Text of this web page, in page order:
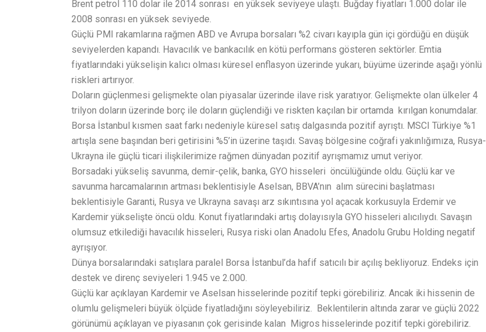
Brent petrol 110 dolar ile 2014 sonrası en yüksek seviyeye ulaştı. Buğday fiyatları 1.000 dolar ile
2008 sonrası en yüksek seviyede.
Güçlü PMI rakamlarına rağmen ABD ve Avrupa borsaları %2 civarı kayıpla gün içi gördüğü en düşük
seviyelerden kapandı. Havacılık ve bankacılık en kötü performans gösteren sektörler. Emtia
fiyatlarındaki yükselişin kalıcı olması küresel enflasyon üzerinde yukarı, büyüme üzerinde aşağı yönlü
riskleri artırıyor.
Doların güçlenmesi gelişmekte olan piyasalar üzerinde ilave risk yaratıyor. Gelişmekte olan ülkeler 4
trilyon doların üzerinde borç ile doların güçlendiği ve riskten kaçılan bir ortamda kırılgan konumdalar.
Borsa İstanbul kısmen saat farkı nedeniyle küresel satış dalgasında pozitif ayrıştı. MSCI Türkiye %1
artışla sene başından beri getirisini %5’in üzerine taşıdı. Savaş bölgesine coğrafi yakınlığımıza, Rusya-
Ukrayna ile güçlü ticari ilişkilerimize rağmen dünyadan pozitif ayrışmamız umut veriyor.
Borsadaki yükseliş savunma, demir-çelik, banka, GYO hisseleri öncülüğünde oldu. Güçlü kar ve
savunma harcamalarının artması beklentisiyle Aselsan, BBVA’nın alım sürecini başlatması
beklentisiyle Garanti, Rusya ve Ukrayna savaşı arz sıkıntısına yol açacak korkusuyla Erdemir ve
Kardemir yükselişte öncü oldu. Konut fiyatlarındaki artış dolayısıyla GYO hisseleri alıcılıydı. Savaşın
olumsuz etkilediği havacılık hisseleri, Rusya riski olan Anadolu Efes, Anadolu Grubu Holding negatif
ayrışıyor.
Dünya borsalarındaki satışlara paralel Borsa İstanbul’da hafif satıcılı bir açılış bekliyoruz. Endeks için
destek ve direnç seviyeleri 1.945 ve 2.000.
Güçlü kar açıklayan Kardemir ve Aselsan hisselerinde pozitif tepki görebiliriz. Ancak iki hissenin de
olumlu gelişmeleri büyük ölçüde fiyatladığını söyleyebiliriz. Beklentilerin altında zarar ve güçlü 2022
görünümü açıklayan ve piyasanın çok gerisinde kalan Migros hisselerinde pozitif tepki görebiliriz.